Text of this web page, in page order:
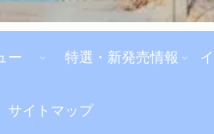
ー 特選・新発売情報
サイトマップ